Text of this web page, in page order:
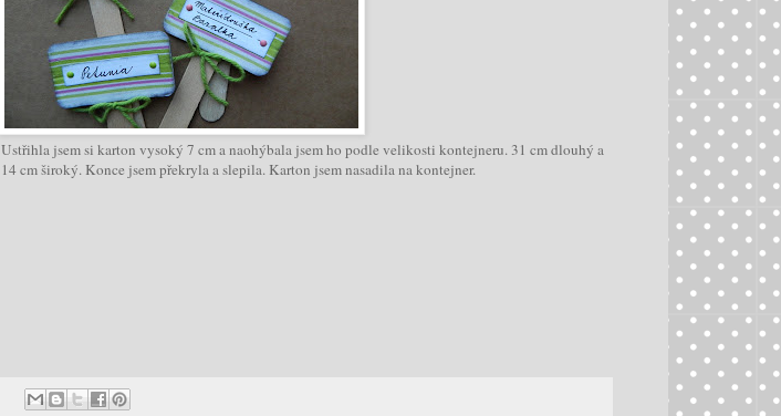
Ustřihla jsem si karton vysoký 7 cm a naohýbala jsem ho podle velikosti kontejneru. 31 cm dlouhý a
14 cm široký. Konce jsem překryla a slepila. Karton jsem nasadila na kontejner.